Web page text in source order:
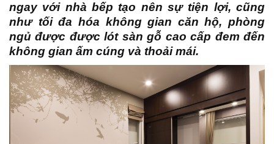
ngay với nhà bếp tạo nên sự tiện lợi, cũng
như tối đa hóa không gian căn hộ, phòng
ngủ được được lót sàn gỗ cao cấp đem đến
không gian ấm cúng và thoải mái.